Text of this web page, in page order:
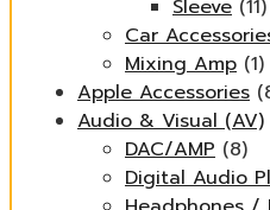
Sleeve (11)
Car
Mixing Amp (1)
Apple Accessories
Audio & Visual (AV)
DAC/AMP (8)
Digital Audio